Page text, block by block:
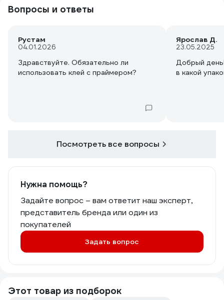
Вопросы и ответы
Рустам
04.01.2026
Здравствуйте. Обязательно ли
использовать клей с праймером?
Ярослав Д.
23.05.2025
Добрый
в какой
Посмотреть все вопросы
Нужна помощь?
Задайте вопрос – вам ответит наш эксперт,
представитель бренда или один из
покупателей
Задать вопрос
Этот товар из подборок